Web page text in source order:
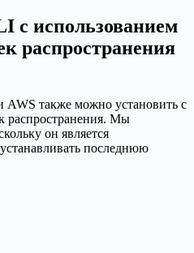
с использованием
распространения
AWS также можно установить с
распространения. Мы
он является
последнюю